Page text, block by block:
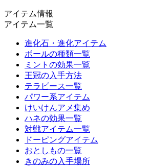
アイテム情報
アイテム一覧
進化石・進化アイテム
ボールの種類一覧
ミントの効果一覧
王冠の入手方法
テラピース一覧
パワー系アイテム
けいけんアメ集め
ハネの効果一覧
対戦アイテム一覧
ドーピングアイテム
おとしもの一覧
きのみの入手場所